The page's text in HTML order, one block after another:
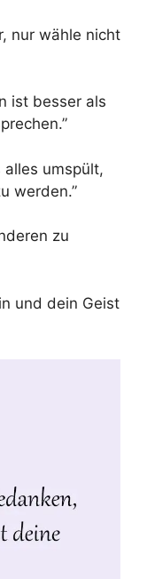
nur wähle nicht
ist besser als
alles umspült,
werden.”
zu
und dein Geist